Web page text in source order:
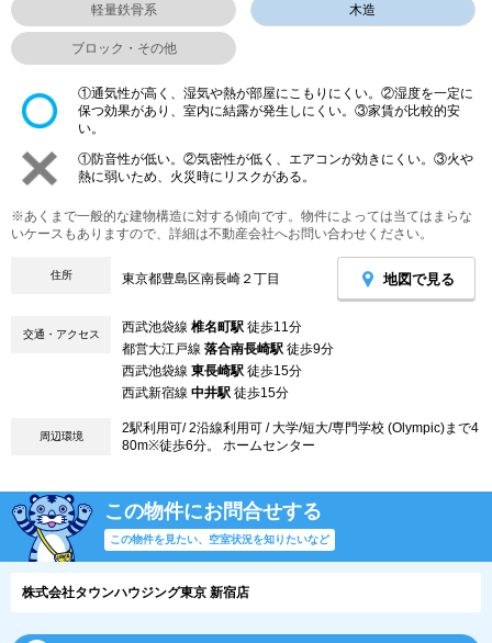
軽量鉄骨系 木造
ブロック・その他
①通気性が高く、湿気や熱が部屋にこもりにくい。②湿度を一定に
保つ効果があり、室内に結露が発生しにくい。③家賃が比較的安
い。
①防音性が低い。②気密性が低く、エアコンが効きにくい。③火や
熱に弱いため、火災時にリスクがある。
※あくまで一般的な建物構造に対する傾向です。物件によっては当てはまらな
いケースもありますので、詳細は不動産会社へお問い合わせください。
住所 東京都豊島区南長崎２丁目 地図で見る
交通・アクセス 西武池袋線 椎名町駅 徒歩11分
都営大江戸線 落合南長崎駅 徒歩9分
西武池袋線 東長崎駅 徒歩15分
西武新宿線 中井駅 徒歩15分
周辺環境
2駅利用可/ 2沿線利用可 / 大学/短大/専門学校 (Olympic)まで4
80m※徒歩6分。 ホームセンター
この物件にお問合せする
この物件を見たい、空室状況を知りたいなど
株式会社タウンハウジング東京 新宿店